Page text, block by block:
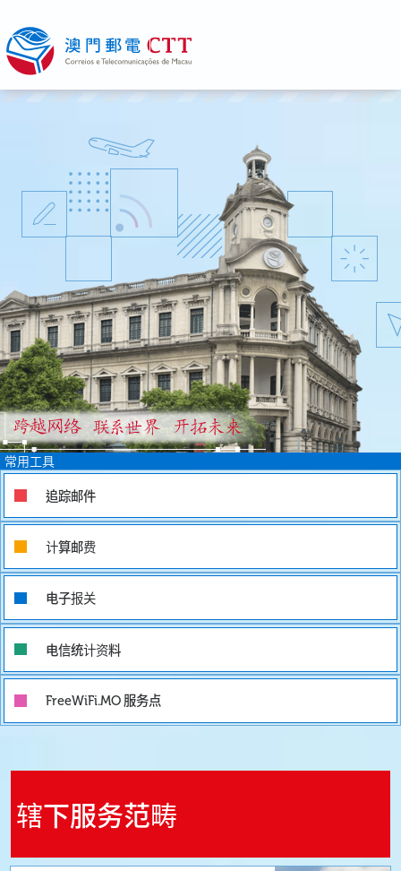
常用工具
追踪邮件
计算邮费
电子报关
电信统计资料
FreeWiFi.MO 服务点
辖下服务范畴